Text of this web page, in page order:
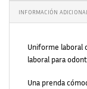
INFORMACIÓN
Uniforme laboral
laboral para
Una prenda